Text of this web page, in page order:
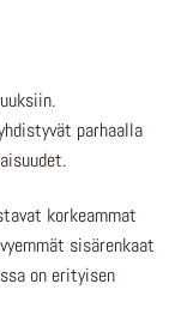
parhaalla
korkeammat
sisärenkaat
on erityisen